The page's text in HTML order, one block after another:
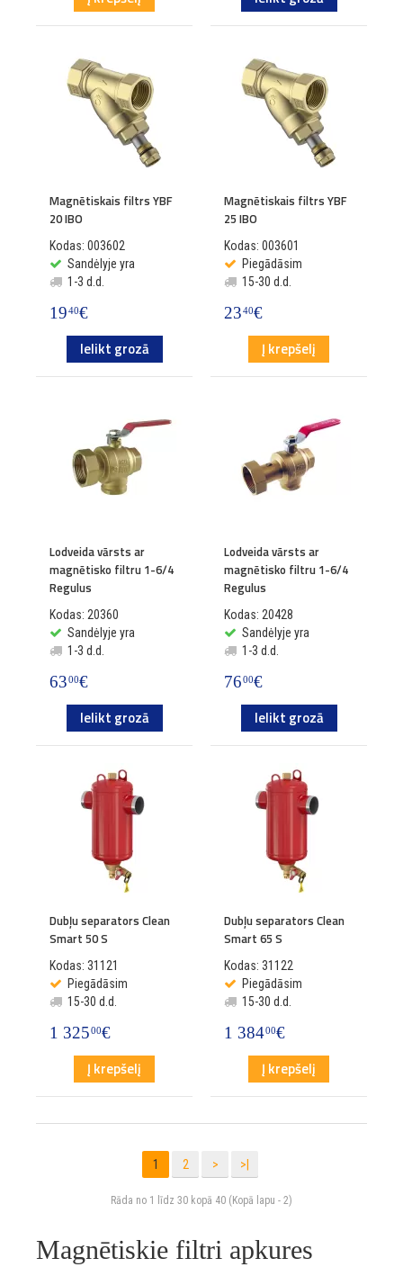
Magnētiskais filtrs YBF
20 IBO
Kodas: 003602
Sandėlyje yra
1-3 d.d.
1940€
Ielikt grozā
Magnētiskais filtrs YBF
25 IBO
Kodas: 003601
Piegādāsim
15-30 d.d.
2340€
Į krepšelį
Lodveida vārsts ar
magnētisko filtru 1-6/4
Regulus
Kodas: 20360
Sandėlyje yra
1-3 d.d.
6300€
Ielikt grozā
Lodveida vārsts ar
magnētisko filtru 1-6/4
Regulus
Kodas: 20428
Sandėlyje yra
1-3 d.d.
7600€
Ielikt grozā
Dubļu separators Clean
Smart 50 S
Kodas: 31121
Piegādāsim
15-30 d.d.
1 32500€
Į krepšelį
Dubļu separators Clean
Smart 65 S
Kodas: 31122
Piegādāsim
15-30 d.d.
1 38400€
Į krepšelį
1 2 > >|
Rāda no 1 līdz 30 kopā 40 (Kopā lapu - 2)
Magnētiskie filtri apkures